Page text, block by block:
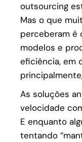
outsourcing
Mas o que
perceberam é
modelos e
eficiência, em
As soluções
velocidade
E enquanto
tentando